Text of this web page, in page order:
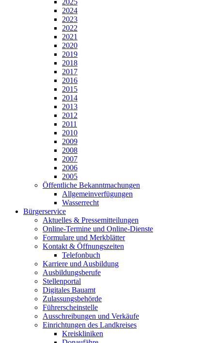
2025
2024
2023
2022
2021
2020
2019
2018
2017
2016
2015
2014
2013
2012
2011
2010
2009
2008
2007
2006
2005
Öffentliche Bekanntmachungen
Allgemeinverfügungen
Wasserrecht
Bürgerservice
Aktuelles & Pressemitteilungen
Online-Termine und Online-Dienste
Formulare und Merkblätter
Kontakt & Öffnungszeiten
Telefonbuch
Karriere und Ausbildung
Ausbildungsberufe
Stellenportal
Digitales Bauamt
Zulassungsbehörde
Führerscheinstelle
Ausschreibungen und Verkäufe
Einrichtungen des Landkreises
Kreiskliniken